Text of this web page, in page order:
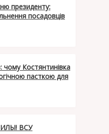
президенту:
посадовців
чому Костянтинівка
пасткою для
ВСУ